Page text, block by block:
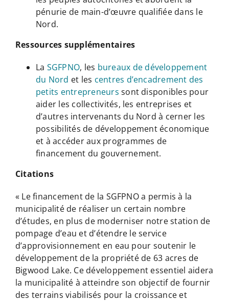
pénurie de main-d’œuvre qualifiée dans le
Nord.
Ressources supplémentaires
La SGFPNO, les bureaux de développement
du Nord et les centres d’encadrement des
petits entrepreneurs sont disponibles pour
aider les collectivités, les entreprises et
d’autres intervenants du Nord à cerner les
possibilités de développement économique
et à accéder aux programmes de
financement du gouvernement.
Citations
« Le financement de la SGFPNO a permis à la
municipalité de réaliser un certain nombre
d’études, en plus de moderniser notre station de
pompage d’eau et d’étendre le service
d’approvisionnement en eau pour soutenir le
développement de la propriété de 63 acres de
Bigwood Lake. Ce développement essentiel aidera
la municipalité à atteindre son objectif de fournir
des terrains viabilisés pour la croissance et